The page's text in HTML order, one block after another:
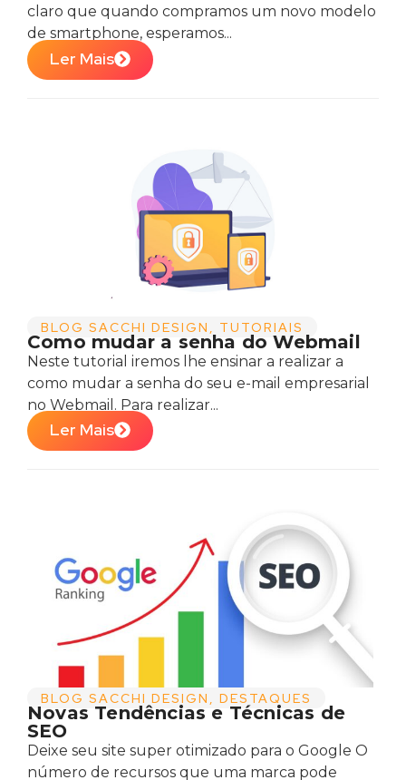
claro que quando compramos um novo modelo
de smartphone, esperamos...
Ler Mais
BLOG SACCHI DESIGN , TUTORIAIS
Como mudar a senha do Webmail
Neste tutorial iremos lhe ensinar a realizar a
como mudar a senha do seu e-mail empresarial
no Webmail. Para realizar...
Ler Mais
BLOG SACCHI DESIGN , DESTAQUES
Novas Tendências e Técnicas de
SEO
Deixe seu site super otimizado para o Google O
número de recursos que uma marca pode